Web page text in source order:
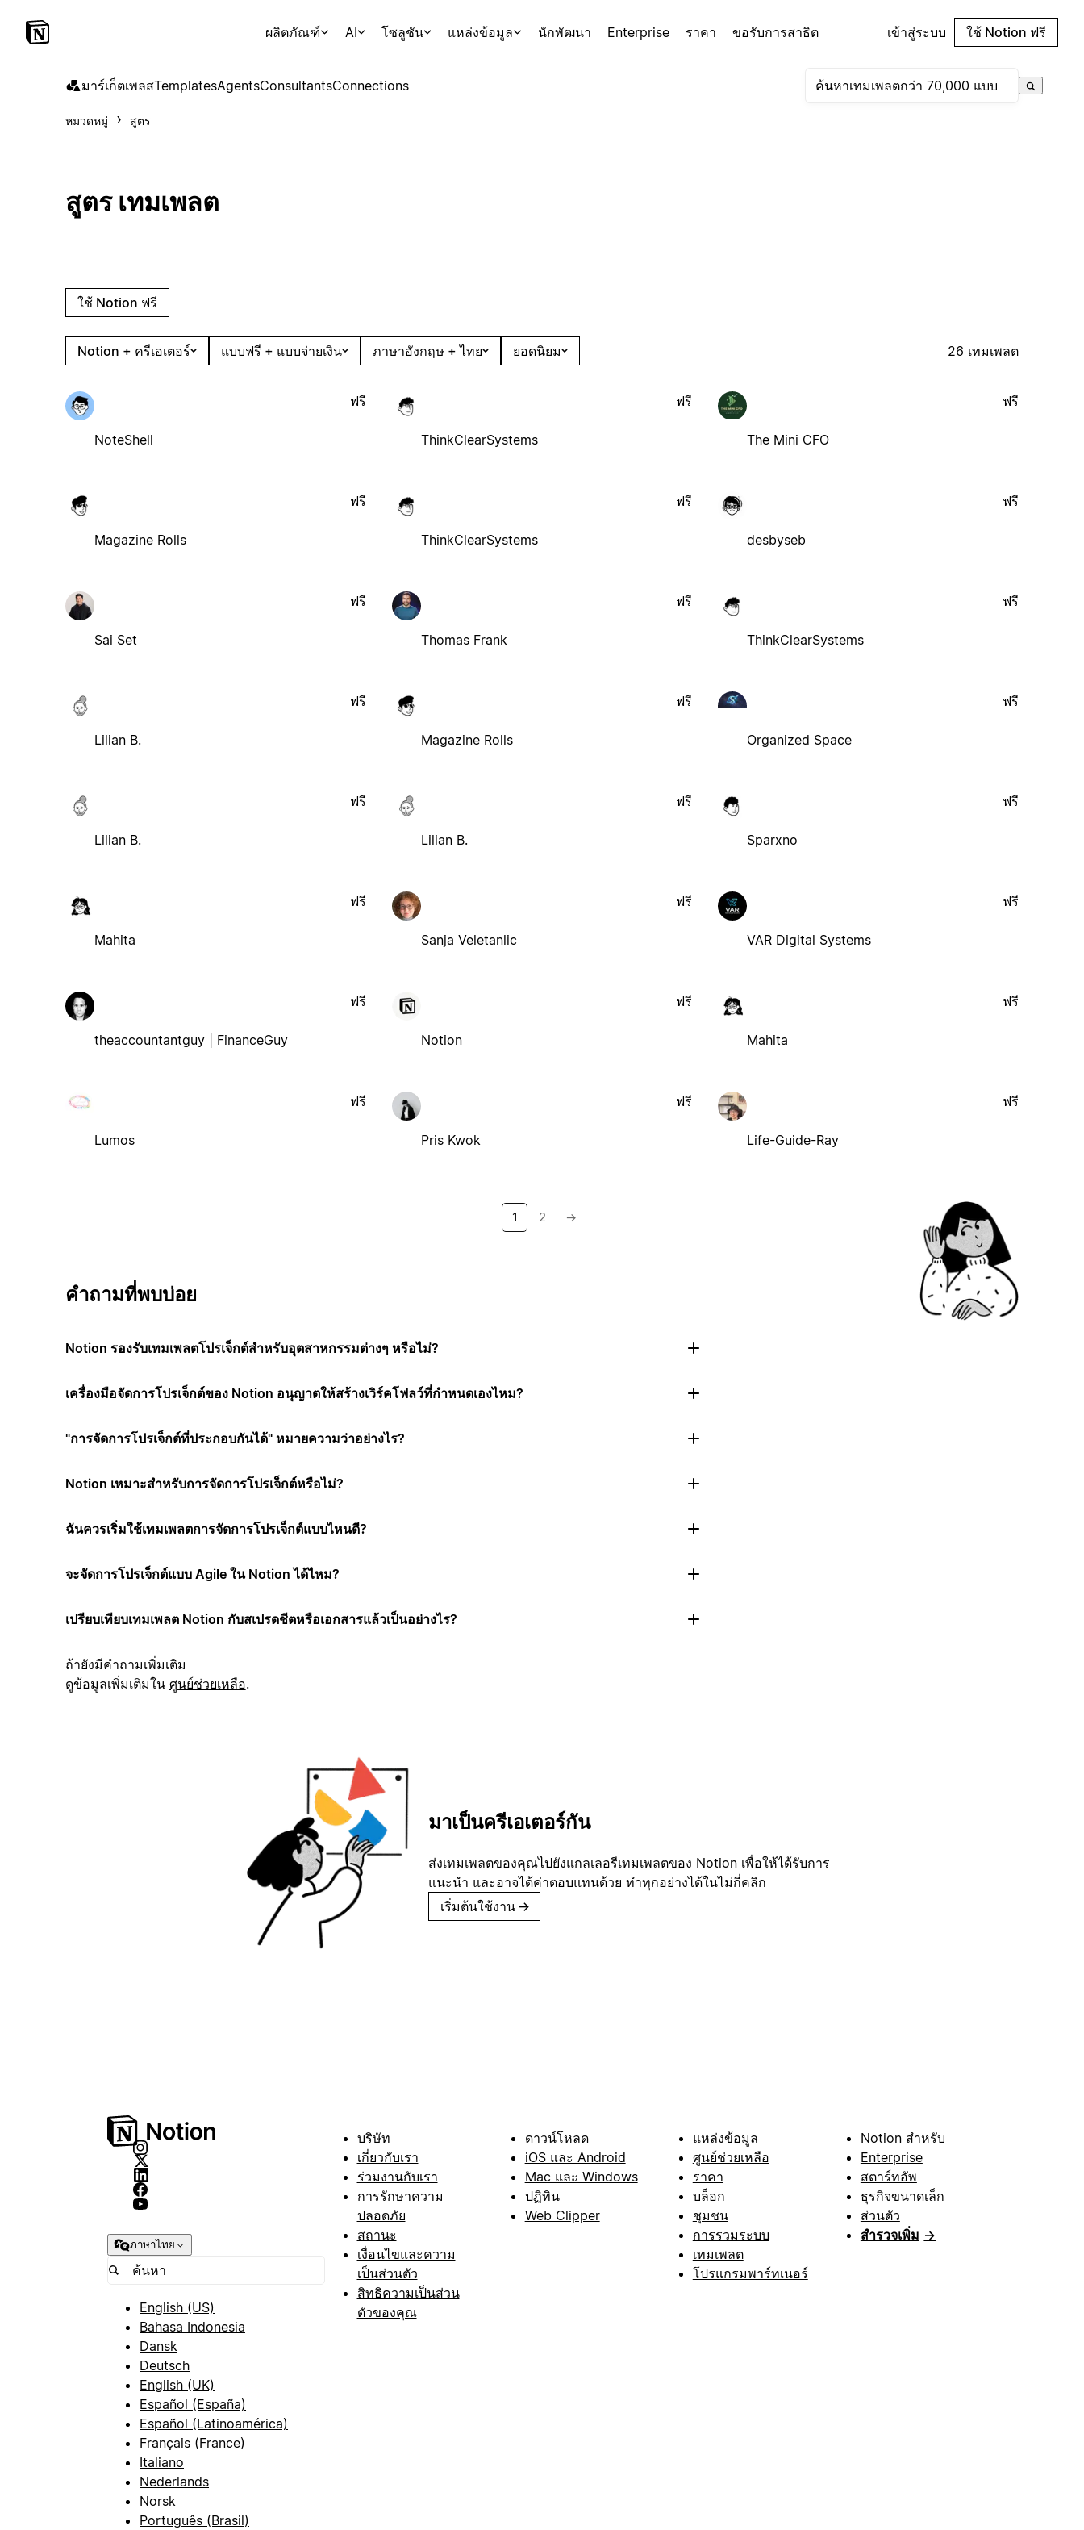
ผลิตภัณฑ์ AI โซลูชัน แหล่งข้อมูล นักพัฒนา Enterprise ราคา ขอรับการสาธิต เข้าสู่ระบบ ใช้ Notion ฟรี
มาร์เก็ตเพลสTemplatesAgentsConsultantsConnections
หมวดหมู่ สูตร
สูตร เทมเพลต
ใช้ Notion ฟรี
Notion + ครีเอเตอร์ แบบฟรี + แบบจ่ายเงิน ภาษาอังกฤษ + ไทย ยอดนิยม 26 เทมเพลต
NoteShell
ฟรี
ThinkClearSystems
ฟรี
The Mini CFO
ฟรี
Magazine Rolls
ฟรี
ThinkClearSystems
ฟรี
desbyseb
ฟรี
Sai Set
ฟรี
Thomas Frank
ฟรี
ThinkClearSystems
ฟรี
Lilian B.
ฟรี
Magazine Rolls
ฟรี
Organized Space
ฟรี
Lilian B.
ฟรี
Lilian B.
ฟรี
Sparxno
ฟรี
Mahita
ฟรี
Sanja Veletanlic
ฟรี
VAR Digital Systems
ฟรี
theaccountantguy | FinanceGuy
ฟรี
Notion
ฟรี
Mahita
ฟรี
Lumos
ฟรี
Pris Kwok
ฟรี
Life-Guide-Ray
ฟรี
1 2 →
คำถามที่พบบ่อย
Notion รองรับเทมเพลตโปรเจ็กต์สำหรับอุตสาหกรรมต่างๆ หรือไม่?
เครื่องมือจัดการโปรเจ็กต์ของ Notion อนุญาตให้สร้างเวิร์คโฟลว์ที่กำหนดเองไหม?
"การจัดการโปรเจ็กต์ที่ประกอบกันได้" หมายความว่าอย่างไร?
Notion เหมาะสำหรับการจัดการโปรเจ็กต์หรือไม่?
ฉันควรเริ่มใช้เทมเพลตการจัดการโปรเจ็กต์แบบไหนดี?
จะจัดการโปรเจ็กต์แบบ Agile ใน Notion ได้ไหม?
เปรียบเทียบเทมเพลต Notion กับสเปรดชีตหรือเอกสารแล้วเป็นอย่างไร?
ถ้ายังมีคำถามเพิ่มเติม
ดูข้อมูลเพิ่มเติมใน ศูนย์ช่วยเหลือ.
มาเป็นครีเอเตอร์กัน
ส่งเทมเพลตของคุณไปยังแกลเลอรีเทมเพลตของ Notion เพื่อให้ได้รับการ
แนะนำ และอาจได้ค่าตอบแทนด้วย ทำทุกอย่างได้ในไม่กี่คลิก
เริ่มต้นใช้งาน →
ภาษาไทย
English (US)
Bahasa Indonesia
Dansk
Deutsch
English (UK)
Español (España)
Español (Latinoamérica)
Français (France)
Italiano
Nederlands
Norsk
Português (Brasil)
บริษัท
เกี่ยวกับเรา
ร่วมงานกับเรา
การรักษาความ
ปลอดภัย
สถานะ
เงื่อนไขและความ
เป็นส่วนตัว
สิทธิความเป็นส่วน
ตัวของคุณ
ดาวน์โหลด
iOS และ Android
Mac และ Windows
ปฏิทิน
Web Clipper
แหล่งข้อมูล
ศูนย์ช่วยเหลือ
ราคา
บล็อก
ชุมชน
การรวมระบบ
เทมเพลต
โปรแกรมพาร์ทเนอร์
Notion สำหรับ
Enterprise
สตาร์ทอัพ
ธุรกิจขนาดเล็ก
ส่วนตัว
สำรวจเพิ่ม →